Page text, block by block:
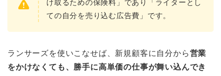
け取るための保険料」であり「ライターとし
ての自分を売り込む広告費」です。
ランサーズを使いこなせば、新規顧客に自分から営業
をかけなくても、勝手に高単価の仕事が舞い込んでき